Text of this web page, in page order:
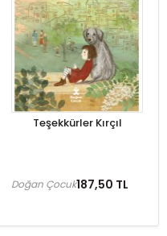
Teşekkürler Kırçıl
187,50 TL
Doğan Çocuk